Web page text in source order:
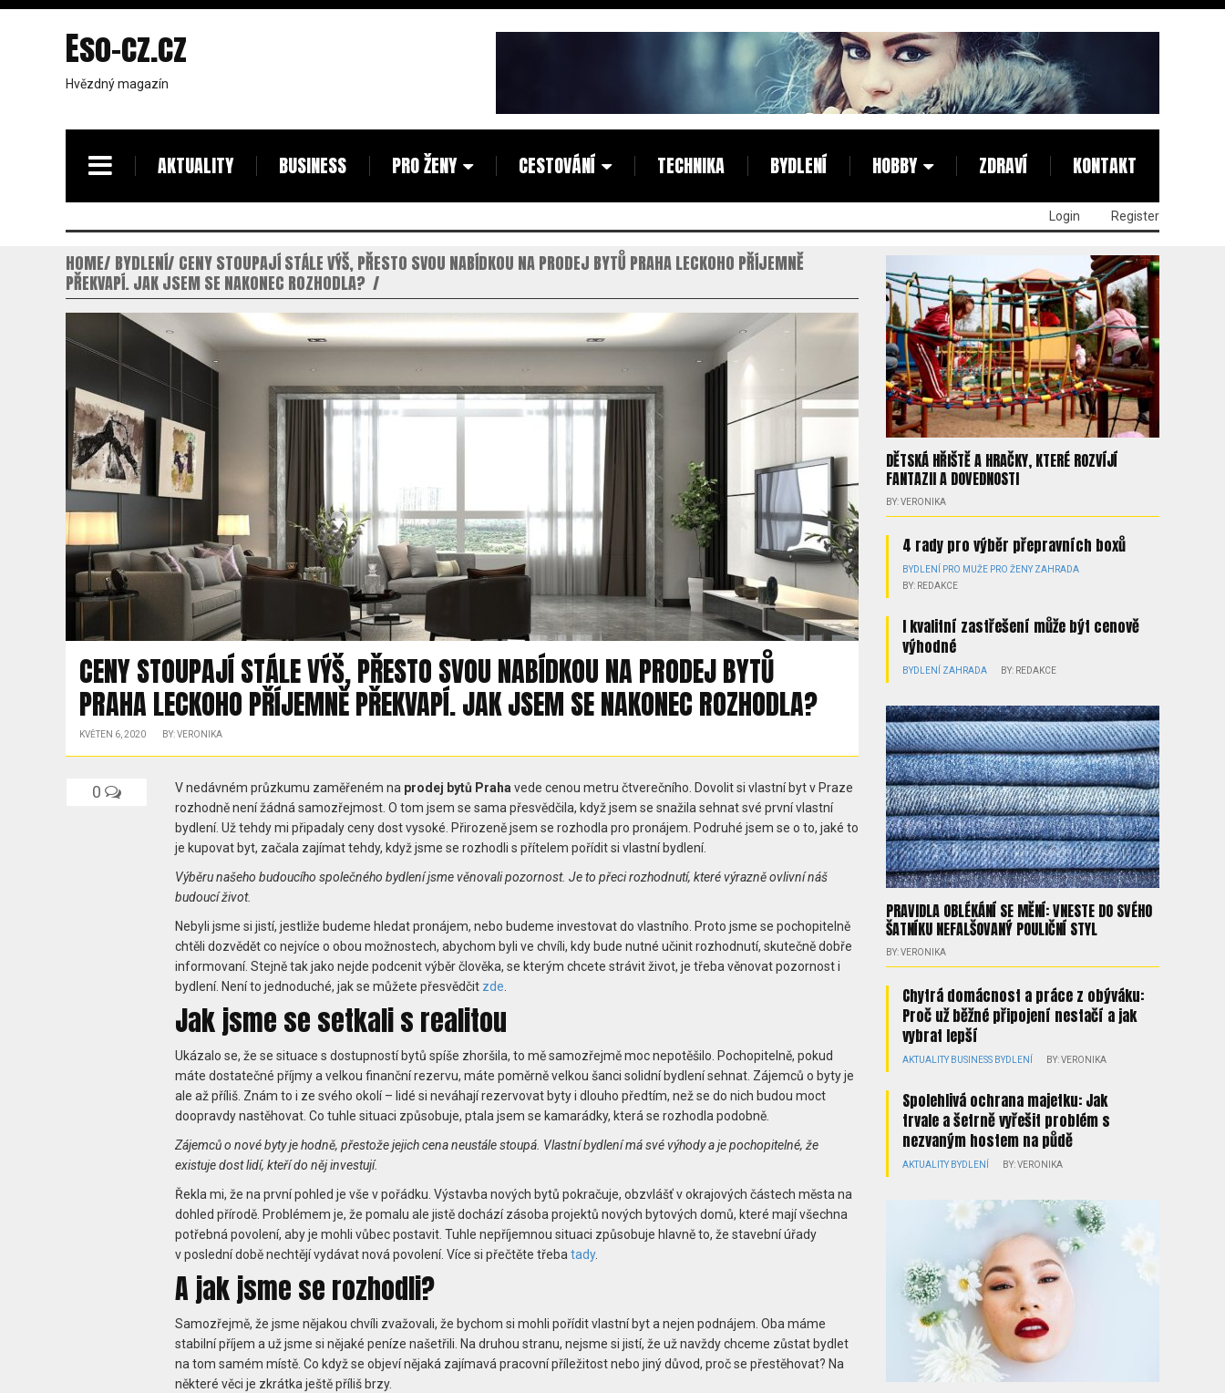
Eso-cz.cz
Hvězdný magazín
AKTUALITY BUSINESS PRO ŽENY CESTOVÁNÍ TECHNIKA BYDLENÍ HOBBY ZDRAVÍ KONTAKT
Login Register
HOME BYDLENÍ CENY STOUPAJÍ STÁLE VÝŠ, PŘESTO SVOU NABÍDKOU NA PRODEJ BYTŮ PRAHA LECKOHO PŘÍJEMNĚ
PŘEKVAPÍ. JAK JSEM SE NAKONEC ROZHODLA?
CENY STOUPAJÍ STÁLE VÝŠ, PŘESTO SVOU NABÍDKOU NA PRODEJ BYTŮ
PRAHA LECKOHO PŘÍJEMNĚ PŘEKVAPÍ. JAK JSEM SE NAKONEC ROZHODLA?
KVĚTEN 6, 2020 BY: VERONIKA
0 V nedávném průzkumu zaměřeném na prodej bytů Praha vede cenou metru čtverečního. Dovolit si vlastní byt v Praze
rozhodně není žádná samozřejmost. O tom jsem se sama přesvědčila, když jsem se snažila sehnat své první vlastní
bydlení. Už tehdy mi připadaly ceny dost vysoké. Přirozeně jsem se rozhodla pro pronájem. Podruhé jsem se o to, jaké to
je kupovat byt, začala zajímat tehdy, když jsme se rozhodli s přítelem pořídit si vlastní bydlení.
Výběru našeho budoucího společného bydlení jsme věnovali pozornost. Je to přeci rozhodnutí, které výrazně ovlivní náš
budoucí život.
Nebyli jsme si jistí, jestliže budeme hledat pronájem, nebo budeme investovat do vlastního. Proto jsme se pochopitelně
chtěli dozvědět co nejvíce o obou možnostech, abychom byli ve chvíli, kdy bude nutné učinit rozhodnutí, skutečně dobře
informovaní. Stejně tak jako nejde podcenit výběr člověka, se kterým chcete strávit život, je třeba věnovat pozornost i
bydlení. Není to jednoduché, jak se můžete přesvědčit zde
Jak jsme se setkali s realitou
Ukázalo se, že se situace s dostupností bytů spíše zhoršila, to mě samozřejmě moc nepotěšilo. Pochopitelně, pokud
máte dostatečné příjmy a velkou finanční rezervu, máte poměrně velkou šanci solidní bydlení sehnat. Zájemců o byty je
ale až příliš. Znám to i ze svého okolí – lidé si neváhají rezervovat byty i dlouho předtím, než se do nich budou moct
doopravdy nastěhovat. Co tuhle situaci způsobuje, ptala jsem se kamarádky, která se rozhodla podobně.
Zájemců o nové byty je hodně, přestože jejich cena neustále stoupá. Vlastní bydlení má své výhody a je pochopitelné, že
existuje dost lidí, kteří do něj investují.
Řekla mi, že na první pohled je vše v pořádku. Výstavba nových bytů pokračuje, obzvlášť v okrajových částech města na
dohled přírodě. Problémem je, že pomalu ale jistě dochází zásoba projektů nových bytových domů, které mají všechna
potřebná povolení, aby je mohli vůbec postavit. Tuhle nepříjemnou situaci způsobuje hlavně to, že stavební úřady
v poslední době nechtějí vydávat nová povolení. Více si přečtěte třeba tady.
A jak jsme se rozhodli?
Samozřejmě, že jsme nějakou chvíli zvažovali, že bychom si mohli pořídit vlastní byt a nejen podnájem. Oba máme
stabilní příjem a už jsme si nějaké peníze našetřili. Na druhou stranu, nejsme si jistí, že už navždy chceme zůstat bydlet
na tom samém místě. Co když se objeví nějaká zajímavá pracovní příležitost nebo jiný důvod, proč se přestěhovat? Na
některé věci je zkrátka ještě příliš brzy.
DĚTSKÁ HŘIŠTĚ A HRAČKY, KTERÉ ROZVÍJÍ
FANTAZII A DOVEDNOSTI
BY: VERONIKA
4 rady pro výběr přepravních boxů
BYDLENÍ PRO MUŽE PRO ŽENY ZAHRADA
BY: REDAKCE
I kvalitní zastřešení může být cenově
výhodné
BYDLENÍ ZAHRADA BY: REDAKCE
PRAVIDLA OBLÉKÁNÍ SE MĚNÍ: VNESTE DO SVÉHO
ŠATNÍKU NEFALŠOVANÝ POULIČNÍ STYL
BY: VERONIKA
Chytrá domácnost a práce z obýváku:
Proč už běžné připojení nestačí a jak
vybrat lepší
AKTUALITY BUSINESS BYDLENÍ BY: VERONIKA
Spolehlivá ochrana majetku: Jak
trvale a šetrně vyřešit problém s
nezvaným hostem na půdě
AKTUALITY BYDLENÍ BY: VERONIKA